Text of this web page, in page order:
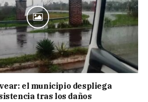
el municipio despliega
tras los daños